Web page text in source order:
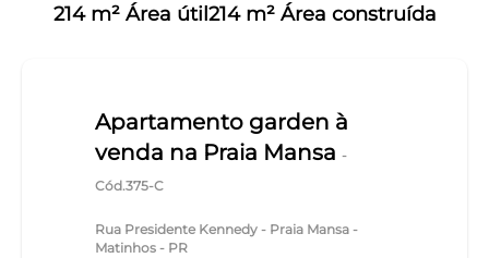
214 m² Área útil214 m² Área construída
Apartamento garden à
venda na Praia Mansa -
Cód.375-C
Rua Presidente Kennedy - Praia Mansa -
Matinhos - PR